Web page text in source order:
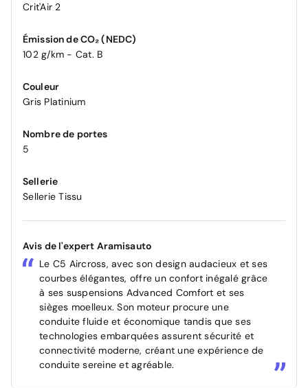
Crit'Air 2
Émission de CO₂ (NEDC)
102 g/km - Cat. B
Couleur
Gris Platinium
Nombre de portes
5
Sellerie
Sellerie Tissu
Avis de l'expert Aramisauto
Le C5 Aircross, avec son design audacieux et ses
courbes élégantes, offre un confort inégalé grâce
à ses suspensions Advanced Comfort et ses
sièges moelleux. Son moteur procure une
conduite fluide et économique tandis que ses
technologies embarquées assurent sécurité et
connectivité moderne, créant une expérience de
conduite sereine et agréable.